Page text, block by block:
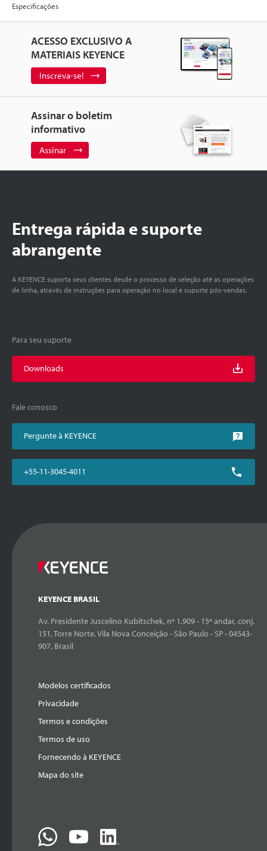
Especificações
ACESSO EXCLUSIVO A
MATERIAIS KEYENCE
Inscreva-se!
Assinar o boletim
informativo
Assinar
Entrega rápida e suporte
abrangente
A KEYENCE suporta seus clientes desde o processo de seleção até as operações
de linha, através de instruções para operação no local e suporte pós-vendas.
Para seu suporte
Downloads
Fale conosco
Pergunte à KEYENCE
+55-11-3045-4011
KEYENCE BRASIL
Av. Presidente Juscelino Kubitschek, nº 1.909 - 15º andar, conj.
151, Torre Norte, Vila Nova Conceição - São Paulo - SP - 04543-
907, Brasil
Modelos certificados
Privacidade
Termos e condições
Termos de uso
Fornecendo à KEYENCE
Mapa do site